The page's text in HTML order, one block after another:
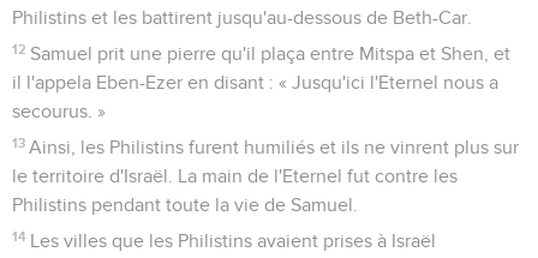
Philistins et les battirent jusqu'au-dessous de Beth-Car.
12 Samuel prit une pierre qu'il plaça entre Mitspa et Shen, et
il l'appela Eben-Ezer en disant : « Jusqu'ici l'Eternel nous a
secourus. »
13 Ainsi, les Philistins furent humiliés et ils ne vinrent plus sur
le territoire d'Israël. La main de l'Eternel fut contre les
Philistins pendant toute la vie de Samuel.
14 Les villes que les Philistins avaient prises à Israël